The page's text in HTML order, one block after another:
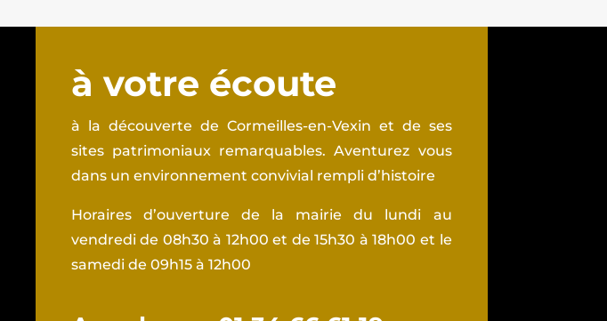
à votre écoute
à la découverte de Cormeilles-en-Vexin et de ses
sites patrimoniaux remarquables. Aventurez vous
dans un environnement convivial rempli d’histoire
Horaires d’ouverture de la mairie du lundi au
vendredi de 08h30 à 12h00 et de 15h30 à 18h00 et le
samedi de 09h15 à 12h00